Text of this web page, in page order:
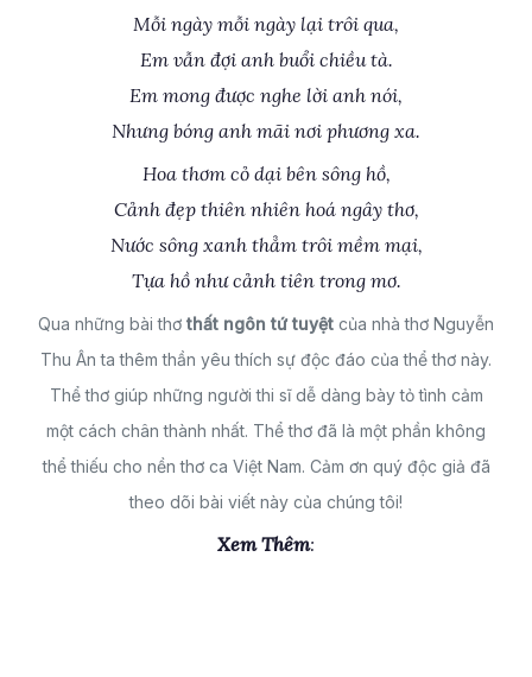
Mỗi ngày mỗi ngày lại trôi qua,
Em vẫn đợi anh buổi chiều tà.
Em mong được nghe lời anh nói,
Nhưng bóng anh mãi nơi phương xa.
Hoa thơm cỏ dại bên sông hồ,
Cảnh đẹp thiên nhiên hoá ngây thơ,
Nước sông xanh thẳm trôi mềm mại,
Tựa hồ như cảnh tiên trong mơ.
Qua những bài thơ thất ngôn tứ tuyệt của nhà thơ Nguyễn
Thu Ân ta thêm thần yêu thích sự độc đáo của thể thơ này.
Thể thơ giúp những người thi sĩ dễ dàng bày tỏ tình cảm
một cách chân thành nhất. Thể thơ đã là một phần không
thể thiếu cho nền thơ ca Việt Nam. Cảm ơn quý độc giả đã
theo dõi bài viết này của chúng tôi!
Xem Thêm: